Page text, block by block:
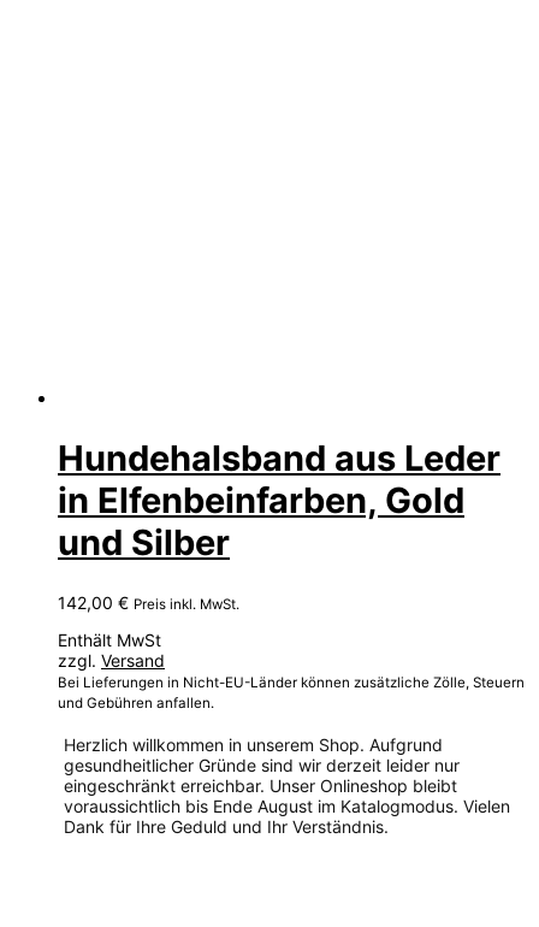
Hundehalsband aus Leder
in Elfenbeinfarben, Gold
und Silber
142,00 € Preis inkl. MwSt.
Enthält MwSt
zzgl. Versand
Bei Lieferungen in Nicht-EU-Länder können zusätzliche Zölle, Steuern
und Gebühren anfallen.
Herzlich willkommen in unserem Shop. Aufgrund
gesundheitlicher Gründe sind wir derzeit leider nur
eingeschränkt erreichbar. Unser Onlineshop bleibt
voraussichtlich bis Ende August im Katalogmodus. Vielen
Dank für Ihre Geduld und Ihr Verständnis.